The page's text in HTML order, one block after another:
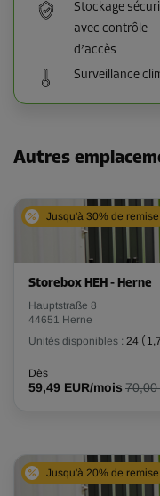
Stockage
avec contrôle
d’accès
Surveillance
Autres
Jusqu'à 30% de remise
Storebox HEH - Herne
Hauptstraße 8
44651 Herne
Unités disponibles : 24 (
Dès
59,49 EUR/mois 70,00
Jusqu'à 20% de remise